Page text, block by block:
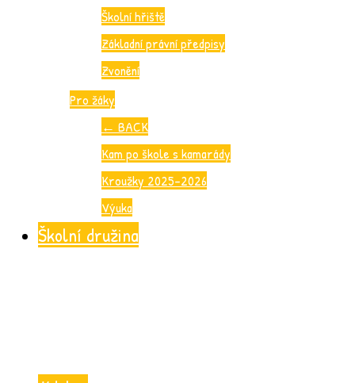
Školní hřiště
Základní právní předpisy
Zvonění
Pro žáky
← BACK
Kam po škole s kamarády
Kroužky 2025-2026
Výuka
Školní družina